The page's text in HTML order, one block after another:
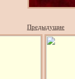
Предыдущие